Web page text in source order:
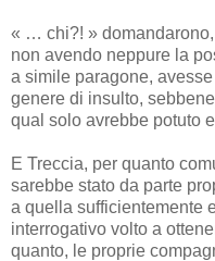
« … chi?! »
non avendo neppure la
a simile paragone,
genere di insulto,
qual solo avrebbe potuto
E Treccia, per quanto
sarebbe stato da parte
a quella sufficientemente
interrogativo volto a
quanto, le proprie